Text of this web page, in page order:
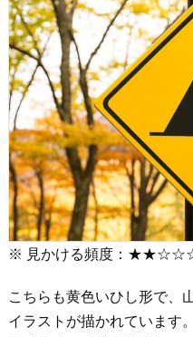
※ 見かける頻度：
こちらも黄色いひし形で、
イラストが描かれています。